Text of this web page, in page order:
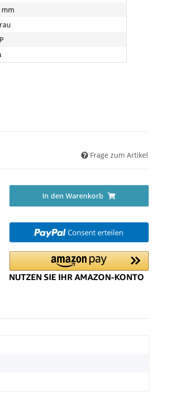
mm
Frage zum Artikel
In den Warenkorb
Consent erteilen